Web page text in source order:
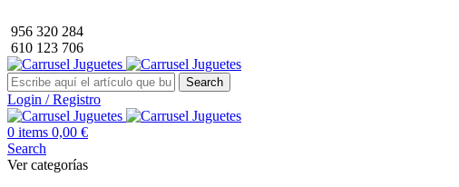
956 320 284
610 123 706
Search
Login / Registro
0 items 0,00 €
Search
Ver categorías